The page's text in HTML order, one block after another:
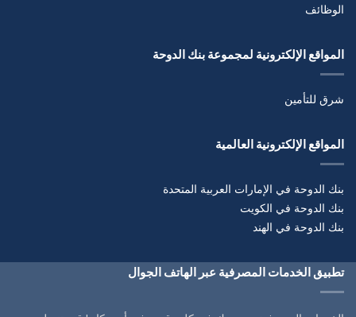
الوظائف
المواقع الإلكترونية لمجموعة بنك الدوحة
شرق للتأمين
المواقع الإلكترونية العالمية
بنك الدوحة في الإمارات العربية المتحدة
بنك الدوحة في الكويت
بنك الدوحة في الهند
تطبيق الخدمات المصرفية عبر الهاتف الجوال